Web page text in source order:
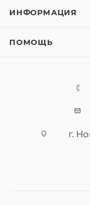
ИНФОРМАЦИЯ
ПОМОЩЬ
г.